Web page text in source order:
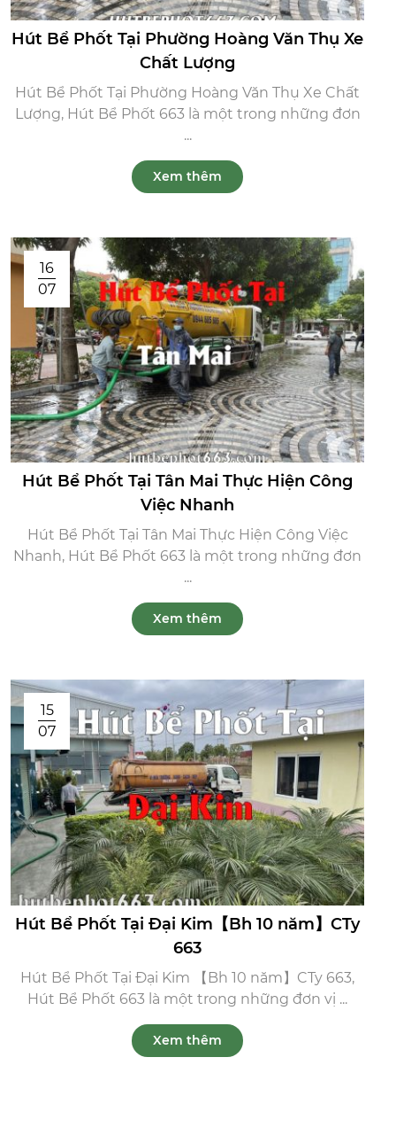
Hút Bể Phốt Tại Phường Hoàng Văn Thụ Xe
Chất Lượng
Hút Bể Phốt Tại Phường Hoàng Văn Thụ Xe Chất
Lượng, Hút Bể Phốt 663 là một trong những đơn
...
Xem thêm
16
07
Hút Bể Phốt Tại Tân Mai Thực Hiện Công
Việc Nhanh
Hút Bể Phốt Tại Tân Mai Thực Hiện Công Việc
Nhanh, Hút Bể Phốt 663 là một trong những đơn
...
Xem thêm
15
07
Hút Bể Phốt Tại Đại Kim【Bh 10 năm】CTy
663
Hút Bể Phốt Tại Đại Kim 【Bh 10 năm】CTy 663,
Hút Bể Phốt 663 là một trong những đơn vị ...
Xem thêm